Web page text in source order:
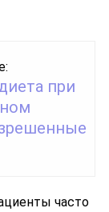
при
часто